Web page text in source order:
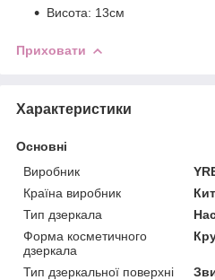
Висота: 13см
Приховати
Характеристики
Основні
Виробник
Країна виробник
Тип дзеркала
Форма косметичного
дзеркала
Тип дзеркальної поверхні